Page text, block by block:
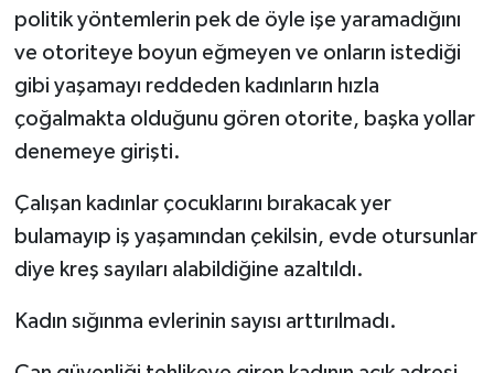
politik yöntemlerin pek de öyle işe yaramadığını
ve otoriteye boyun eğmeyen ve onların istediği
gibi yaşamayı reddeden kadınların hızla
çoğalmakta olduğunu gören otorite, başka yollar
denemeye girişti.
Çalışan kadınlar çocuklarını bırakacak yer
bulamayıp iş yaşamından çekilsin, evde otursunlar
diye kreş sayıları alabildiğine azaltıldı.
Kadın sığınma evlerinin sayısı arttırılmadı.